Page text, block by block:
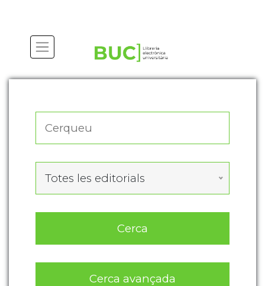
Totes les editorials
Cerca
Cerca avançada